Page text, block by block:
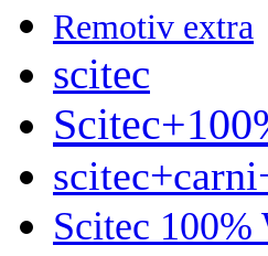
Remotiv extra
scitec
Scitec 100%